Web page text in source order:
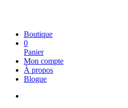
Boutique
0
Panier
Mon compte
À propos
Blogue